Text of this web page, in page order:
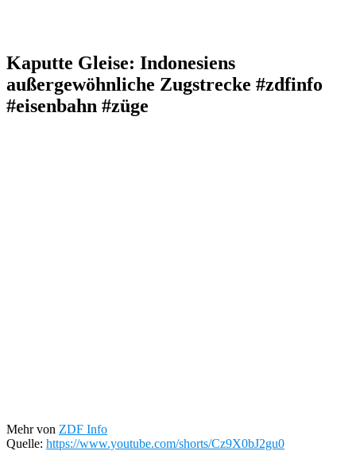
Kaputte Gleise: Indonesiens
außergewöhnliche Zugstrecke #zdfinfo
#eisenbahn #züge
Mehr von ZDF Info
Quelle: https://www.youtube.com/shorts/Cz9X0bJ2gu0